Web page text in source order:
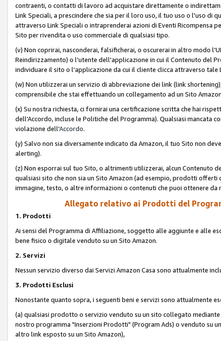
contraenti, o contatti di lavoro ad acquistare direttamente o
Link Speciali, a prescindere che sia per il loro uso, il tuo uso o l'uso di
attraverso Link Speciali o intraprenderai azioni di Eventi
Sito per rivendita o uso commerciale di qualsiasi tipo.
(v) Non coprirai, nasconderai, falsificherai, o oscurerai in altro modo
Reindirizzamento) o l'utente dell'applicazione in cui il Contenuto del
individuare il sito o l'applicazione da cui il cliente clicca attraverso tale
(w) Non utilizzerai un servizio di abbreviazione dei link (link
comprensibile che stai effettuando un collegamento ad un Sito
(x) Su nostra richiesta, ci fornirai una certificazione scritta che hai
dell'Accordo, incluse le Politiche del Programma). Qualsiasi mancata
violazione dell'Accordo.
(y) Salvo non sia diversamente indicato da Amazon, il tuo Sito non
alerting).
(z) Non esporrai sul tuo Sito, o altrimenti utilizzerai, alcun Contenuto
qualsiasi sito che non sia un Sito Amazon (ad esempio, prodotti
immagine, testo, o altre informazioni o contenuti che puoi ottenere da
Allegato relativo ai Prodotti del
1. Prodotti
Ai sensi del Programma di Affiliazione, soggetto alle aggiunte e alle
bene fisico o digitale venduto su un Sito Amazon.
2. Servizi
Nessun servizio diverso dai Servizi Amazon Casa sono attualmente
3. Prodotti Esclusi
Nonostante quanto sopra, i seguenti beni e servizi sono attualmente
(a) qualsiasi prodotto o servizio venduto su un sito collegato
nostro programma "Inserzioni Prodotti" (Program Ads) o venduto su
altro link esposto su un Sito Amazon),